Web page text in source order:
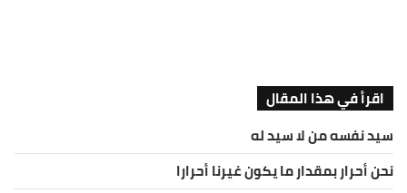
اقرأ في هذا المقال
سيد نفسه من لا سيد له
نحن أحرار بمقدار ما يكون غيرنا أحرارا